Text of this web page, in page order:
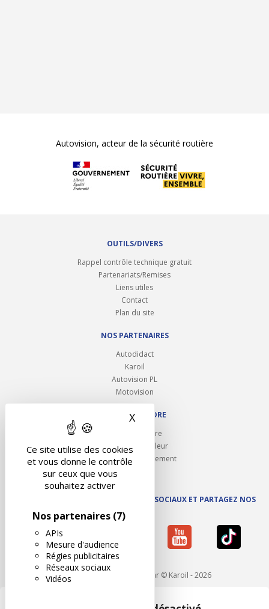
Ce site utilise des cookies
et vous donne le contrôle
sur ceux que vous
souhaitez activer
Nos partenaires (7)
APIs
Mesure d'audience
Régies publicitaires
Réseaux sociaux
Vidéos
X Masquer le bandeau des
Autovision, acteur de la sécurité routière
OUTILS/DIVERS
Rappel contrôle technique gratuit
Partenariats/Remises
Liens utiles
Contact
Plan du site
NOS PARTENAIRES
Autodidact
Karoil
Autovision PL
Motovision
NOUS REJOINDRE
Ouvrir un centre
Devenez contrôleur
Carrières et recrutement
SUIVEZ AUTOVISION SUR LES RÉSEAUX SOCIAUX ET PARTAGEZ NOS
ACTUS
Mentions légales - Réalisé par © Karoil - 2026